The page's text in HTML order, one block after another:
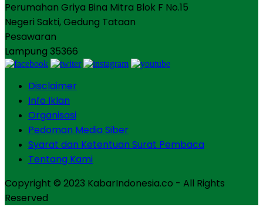
Perumahan Griya Bina Mitra Blok F No.15
Negeri Sakti, Gedung Tataan
Pesawaran
Lampung 35366
Disclaimer
Info Iklan
Organisasi
Pedoman Media Siber
Syarat dan Ketentuan Surat Pembaca
Tentang Kami
Copyright © 2023 KabarIndonesia.co - All Rights
Reserved